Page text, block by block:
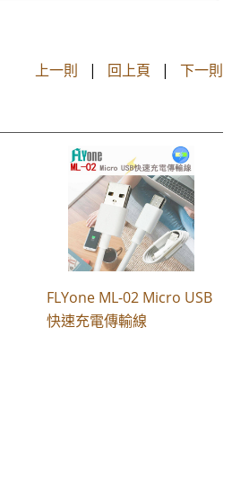
上一則 | 回上頁 | 下一則
FLYone ML-02 Micro USB
快速充電傳輸線